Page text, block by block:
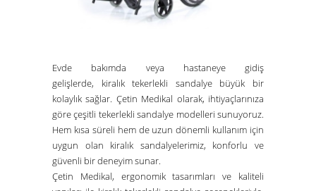
Evde bakımda veya hastaneye gidiş
gelişlerde, kiralık tekerlekli sandalyebüyük bir
kolaylık sağlar. Çetin Medikal olarak, ihtiyaçlarınıza
göre çeşitli tekerlekli sandalye modelleri sunuyoruz.
Hem kısa süreli hem de uzun dönemli kullanım için
uygun olan kiralık sandalyelerimiz, konforlu ve
güvenli bir deneyim sunar.
Çetin Medikal, ergonomik tasarımları ve kaliteli